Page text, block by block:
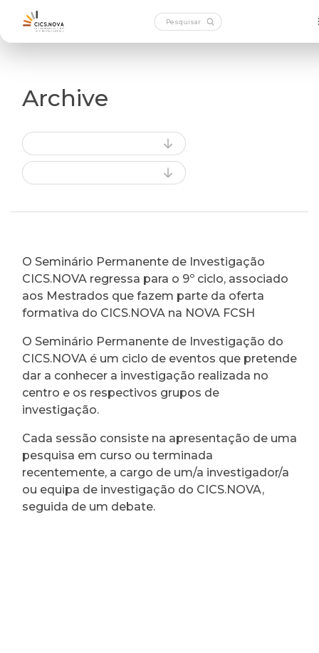
Archive
O Seminário Permanente de Investigação
CICS.NOVA regressa para o 9º ciclo, associado
aos Mestrados que fazem parte da oferta
formativa do CICS.NOVA na NOVA FCSH
O Seminário Permanente de Investigação do
CICS.NOVA é um ciclo de eventos que pretende
dar a conhecer a investigação realizada no
centro e os respectivos grupos de
investigação.
Cada sessão consiste na apresentação de uma
pesquisa em curso ou terminada
recentemente, a cargo de um/a investigador/a
ou equipa de investigação do CICS.NOVA,
seguida de um debate.